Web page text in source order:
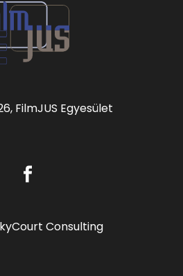
FilmJUS Egyesület
Consulting